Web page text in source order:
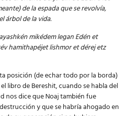
de la espada que se revolvía,
árbol de la vida.
mikédem legan Edén et
hamithapéjet lishmor et dérej etz
posición (de echar todo por la borda)
libro de Bereshit, cuando se habla del
nos dice que Noaj también fue
y que se habría ahogado en